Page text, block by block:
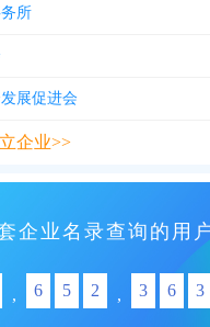
所
展促进会
企业>>
企业名录查询的用
, 6 5 2 , 3 6 3